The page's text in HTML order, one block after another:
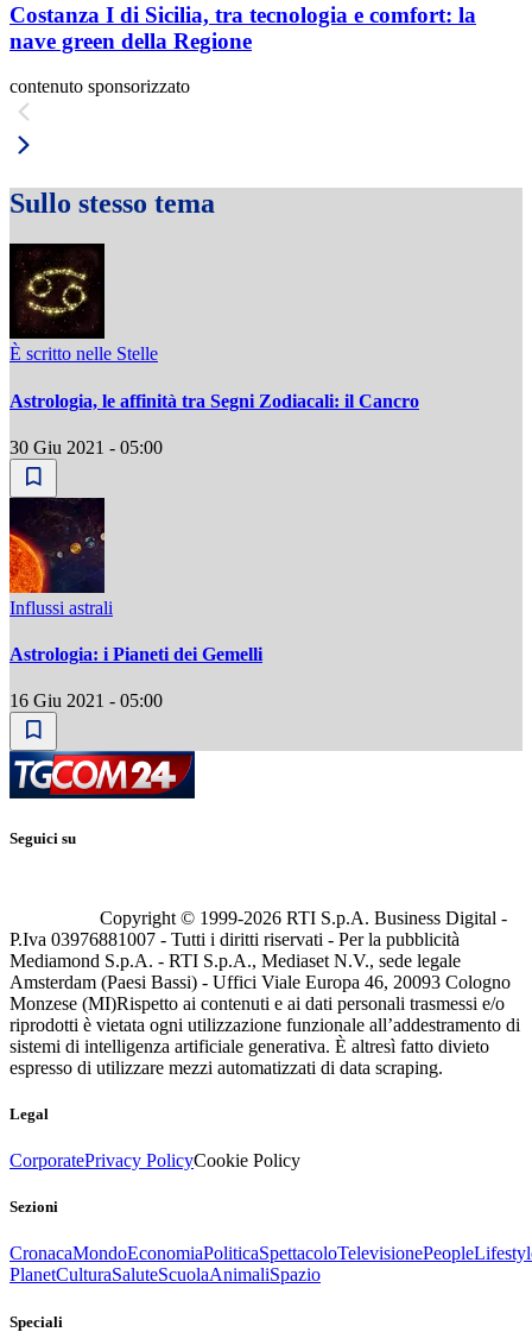
Costanza I di Sicilia, tra tecnologia e comfort: la
nave green della Regione
contenuto sponsorizzato
Sullo stesso tema
È scritto nelle Stelle
Astrologia, le affinità tra Segni Zodiacali: il Cancro
30 Giu 2021 - 05:00
Influssi astrali
Astrologia: i Pianeti dei Gemelli
16 Giu 2021 - 05:00
Seguici su
Copyright © 1999-2026 RTI S.p.A. Business Digital -
P.Iva 03976881007 - Tutti i diritti riservati - Per la pubblicità
Mediamond S.p.A. - RTI S.p.A., Mediaset N.V., sede legale
Amsterdam (Paesi Bassi) - Uffici Viale Europa 46, 20093 Cologno
Monzese (MI)Rispetto ai contenuti e ai dati personali trasmessi e/o
riprodotti è vietata ogni utilizzazione funzionale all’addestramento di
sistemi di intelligenza artificiale generativa. È altresì fatto divieto
espresso di utilizzare mezzi automatizzati di data scraping.
Legal
CorporatePrivacy PolicyCookie Policy
Sezioni
CronacaMondoEconomiaPoliticaSpettacoloTelevisionePeople
PlanetCulturaSaluteScuolaAnimaliSpazio
Speciali